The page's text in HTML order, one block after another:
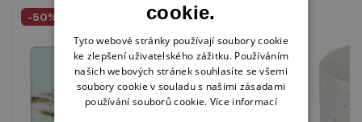
-50%
cookie.
Tyto webové stránky používají soubory cookie
ke zlepšení uživatelského zážitku. Používáním
našich webových stránek souhlasíte se všemi
soubory cookie v souladu s našimi zásadami
používání souborů cookie. Více informací